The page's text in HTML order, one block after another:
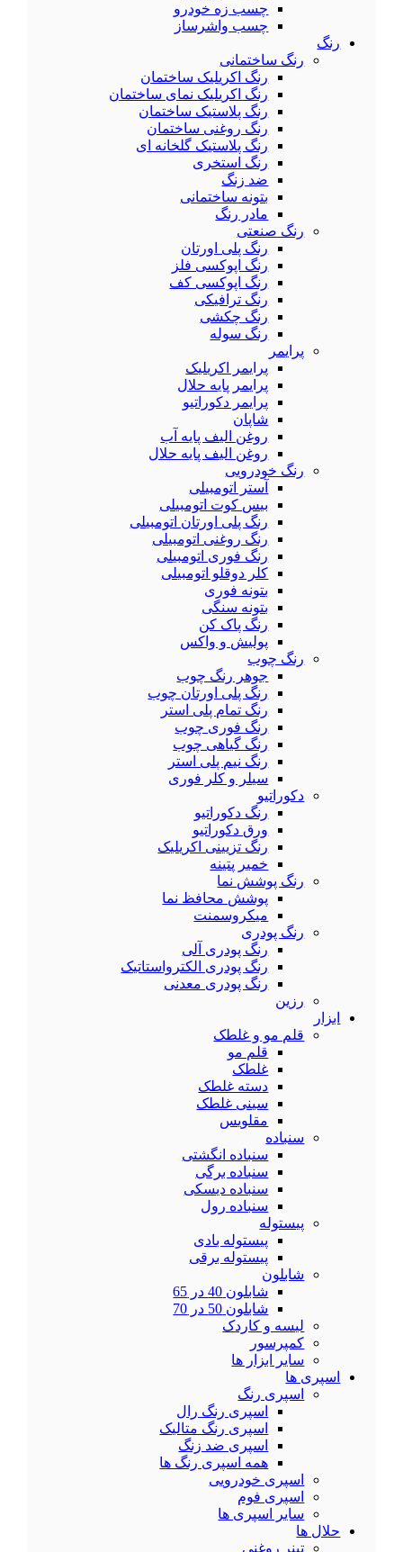
چسب زه خودرو
چسب واشرساز
رنگ
رنگ ساختمانی
رنگ اکریلیک ساختمان
رنگ اکریلیک نمای ساختمان
رنگ پلاستیک ساختمان
رنگ روغنی ساختمان
رنگ پلاستیک گلخانه ای
رنگ استخری
ضد زنگ
بتونه ساختمانی
مادر رنگ
رنگ صنعتی
رنگ پلی اورتان
رنگ اپوکسی فلز
رنگ اپوکسی کف
رنگ ترافیکی
رنگ چکشی
رنگ سوله
پرایمر
پرایمر اکریلیک
پرایمر پایه حلال
پرایمر دکوراتیو
شاپان
روغن الیف پایه آب
روغن الیف پایه حلال
رنگ خودرویی
آستر اتومبیلی
بیس کوت اتومبیلی
رنگ پلی اورتان اتومبیلی
رنگ روغنی اتومبیلی
رنگ فوری اتومبیلی
کلر دوقلو اتومبیلی
بتونه فوری
بتونه سنگی
رنگ پاک کن
پولیش و واکس
رنگ چوب
جوهر رنگ چوب
رنگ پلی اورتان چوب
رنگ تمام پلی استر
رنگ فوری چوب
رنگ گیاهی چوب
رنگ نیم پلی استر
سیلر و کلر فوری
دکوراتیو
رنگ دکوراتیو
ورق دکوراتیو
رنگ تزیینی اکریلیک
خمیر پتینه
رنگ پوشش نما
پوشش محافظ نما
میکروسمنت
رنگ پودری
رنگ پودری آلی
رنگ پودری الکترواستاتیک
رنگ پودری معدنی
رزین
ابزار
قلم مو و غلطک
قلم مو
غلطک
دسته غلطک
سینی غلطک
مقلویس
سنباده
سنباده انگشتی
سنباده برگی
سنباده دیسکی
سنباده رول
پیستوله
پیستوله بادی
پیستوله برقی
شابلون
شابلون 40 در 65
شابلون 50 در 70
لیسه و کاردک
کمپرسور
سایر ابزار ها
اسپری ها
اسپری رنگ
اسپری رنگ رال
اسپری رنگ متالیک
اسپری ضد زنگ
همه اسپری رنگ ها
اسپری خودرویی
اسپری فوم
سایر اسپری ها
حلال ها
تینر روغنی